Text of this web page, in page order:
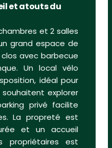
et atouts du
et 2 salles
grand espace de
avec barbecue
Un local vélo
idéal pour
explorer
privé facilite
La propreté est
et un accueil
propriétaires est